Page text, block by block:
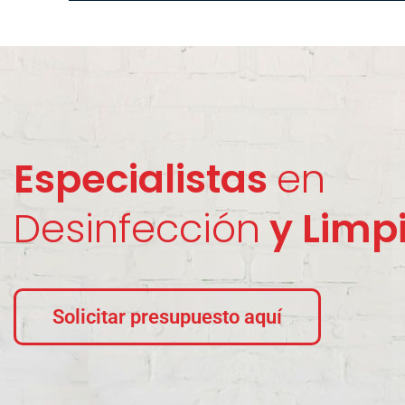
Especialistas en
Desinfeccióny
Solicitar presupuesto aquí